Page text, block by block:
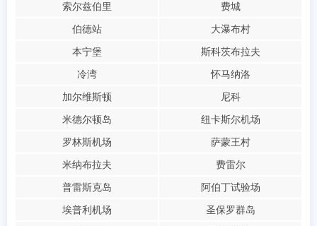
索尔兹伯里
费城
伯德站
大瀑布村
本宁堡
斯科茨布拉夫
冷湾
怀马纳洛
加尔维斯顿
尼科
米德尔顿岛
纽卡斯尔机场
罗林斯机场
萨蒙王村
米纳布拉夫
费雷尔
普雷斯克岛
阿伯丁试验场
埃普利机场
圣保罗群岛